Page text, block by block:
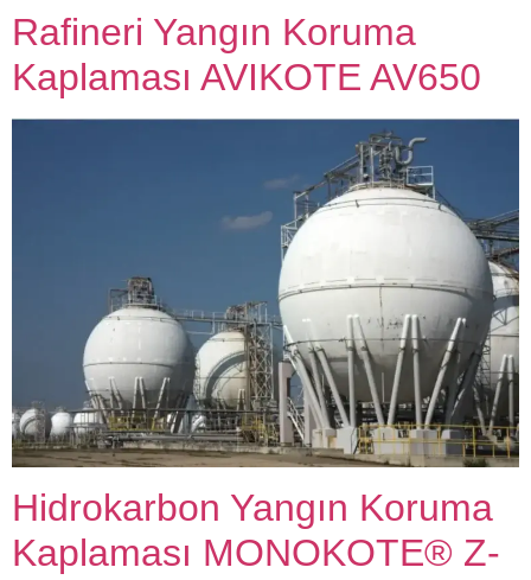
Rafineri Yangın Koruma
Kaplaması AVIKOTE AV650
Hidrokarbon Yangın Koruma
Kaplaması MONOKOTE® Z-